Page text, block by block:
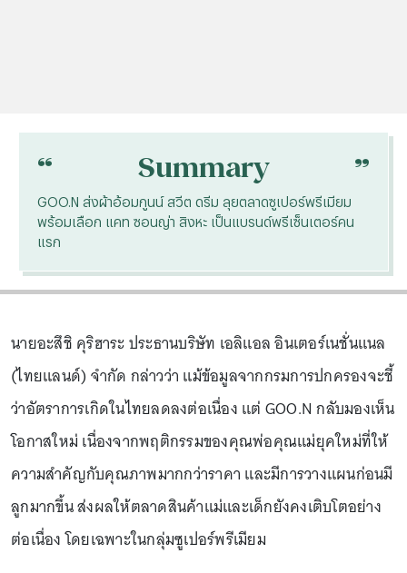
“ Summary “
GOO.N ส่งผ้าอ้อมกูนน์ สวีต ดรีม ลุยตลาดซูเปอร์พรีเมียม
พร้อมเลือก แคท ซอนญ่า สิงหะ เป็นแบรนด์พรีเซ็นเตอร์คน
แรก
นายอะสึชิ คุริฮาระ ประธานบริษัท เอลิแอล อินเตอร์เนชั่นแนล
(ไทยแลนด์) จำกัด กล่าวว่า แม้ข้อมูลจากกรมการปกครองจะชี้
ว่าอัตราการเกิดในไทยลดลงต่อเนื่อง แต่ GOO.N กลับมองเห็น
โอกาสใหม่ เนื่องจากพฤติกรรมของคุณพ่อคุณแม่ยุคใหม่ที่ให้
ความสำคัญกับคุณภาพมากกว่าราคา และมีการวางแผนก่อนมี
ลูกมากขึ้น ส่งผลให้ตลาดสินค้าแม่และเด็กยังคงเติบโตอย่าง
ต่อเนื่อง โดยเฉพาะในกลุ่มซูเปอร์พรีเมียม